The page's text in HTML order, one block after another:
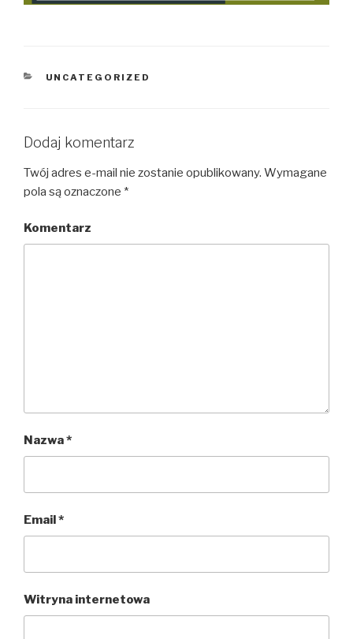
KATEGORIE
UNCATEGORIZED
Dodaj komentarz
Twój adres e-mail nie zostanie opublikowany. Wymagane
pola są oznaczone *
Komentarz
Nazwa*
Email*
Witryna internetowa